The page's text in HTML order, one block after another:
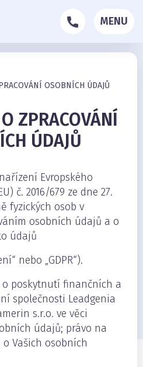
MENU
OSOBNÍCH ÚDAJŮ
ZPRACOVÁNÍ
ÚDAJŮ
Evropského
č. 2016/679 ze dne 27.
fyzických osob v
osobních údajů a o
údajů
nebo „GDPR“).
o poskytnutí finančních a
společnosti Leadgenia
s.r.o. ve věci
údajů; právo na
Vašich osobních